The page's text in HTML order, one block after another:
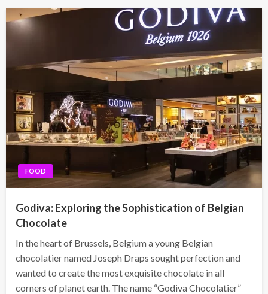
FOOD
Godiva: Exploring the Sophistication of Belgian
Chocolate
In the heart of Brussels, Belgium a young Belgian
chocolatier named Joseph Draps sought perfection and
wanted to create the most exquisite chocolate in all
corners of planet earth. The name “Godiva Chocolatier”